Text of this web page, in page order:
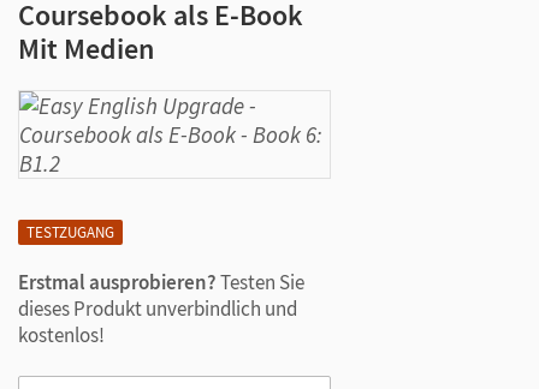
TESTZUGANG
Erstmal ausprobieren?Testen Sie
dieses Produkt unverbindlich und
kostenlos!
Coursebook als E-Book
Mit Medien